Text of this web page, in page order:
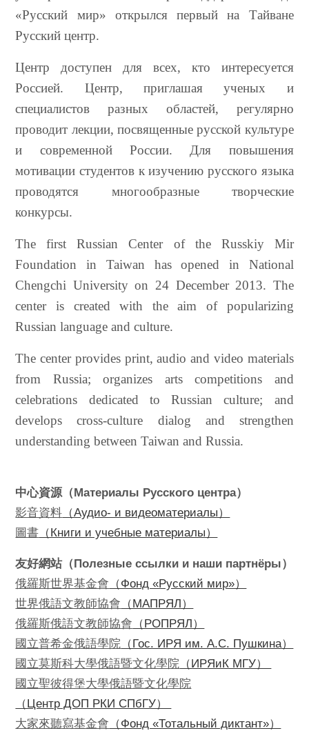
«Русский мир» открылся первый на Тайване
Русский центр.
Центр доступен для всех, кто интересуется
Россией. Центр, приглашая ученых и
специалистов разных областей, регулярно
проводит лекции, посвященные русской культуре
и современной России. Для повышения
мотивации студентов к изучению русского языка
проводятся многообразные творческие
конкурсы.
The first Russian Center of the Russkiy Mir
Foundation in Taiwan has opened in National
Chengchi University on 24 December 2013. The
center is created with the aim of popularizing
Russian language and culture.
The center provides print, audio and video materials
from Russia; organizes arts competitions and
celebrations dedicated to Russian culture; and
develops cross-culture dialog and strengthen
understanding between Taiwan and Russia.
中心資源（Материалы Русского центра）
影音資料 （Аудио- и видеоматериалы）
圖書 （Книги и учебные материалы）
友好網站（Полезные ссылки и наши партнёры）
俄羅斯世界基金會 （Фонд «Русский мир»）
世界俄語文教師協會 （МАПРЯЛ）
俄羅斯俄語文教師協會 （РОПРЯЛ）
國立普希金俄語學院 （Гос. ИРЯ им. А.С. Пушкина）
國立莫斯科大學俄語暨文化學院 （ИРЯиК МГУ）
國立聖彼得堡大學俄語暨文化學院
（Центр ДОП РКИ СПбГУ）
大家來聽寫基金會 （Фонд «Тотальный диктант»）